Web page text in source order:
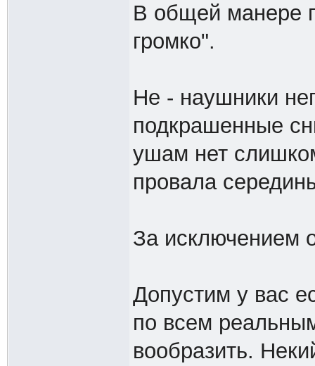
В общей манере
громко".
Не - наушники
подкрашенные
ушам нет
провала
За исключением
Допустим у вас
по всем
вообразить.